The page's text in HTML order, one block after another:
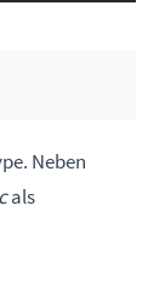
Neben
als